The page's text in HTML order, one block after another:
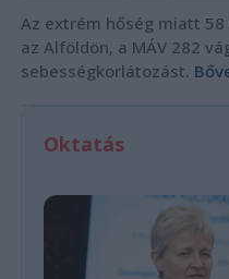
Az extrém hőség miatt
az Alföldön, a MÁV 282
sebességkorlátozást.
Oktatás